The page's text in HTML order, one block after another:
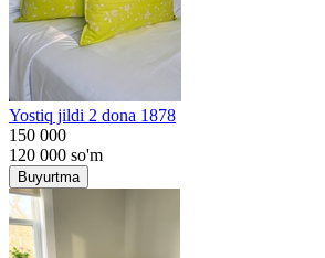
Yostiq jildi 2 dona 1878
150 000
120 000 so'm
Buyurtma